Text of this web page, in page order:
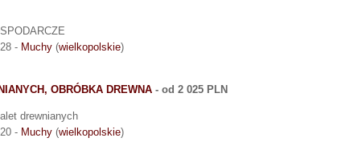
- Muchy (wielkopolskie)
OBRÓBKA DREWNA - od 2 025 PLN
drewnianych
- Muchy (wielkopolskie)